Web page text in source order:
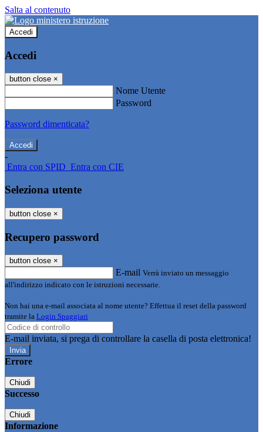
Salta al contenuto
Accedi
Accedi
button close ×
Nome Utente
Password
Password dimenticata?
-
Entra con SPID Entra con CIE
Seleziona utente
button close ×
Recupero password
button close ×
E-mail Verrà inviato un messaggio
all'indirizzo indicato con le istruzioni necessarie.
Non hai una e-mail associata al nome utente? Effettua il reset della password
tramite la Login Spaggiari
E-mail inviata, si prega di controllare la casella di posta elettronica!
Errore
Chiudi
Successo
Chiudi
Informazione